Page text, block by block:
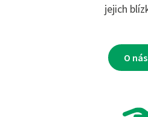
jejich
O nás